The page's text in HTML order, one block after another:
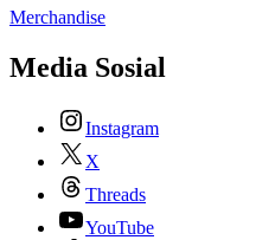
Merchandise
Media Sosial
Instagram
X
Threads
YouTube